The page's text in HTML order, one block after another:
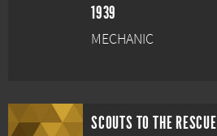
1939
MECHANIC
SCOUTS TO THE RESCUE